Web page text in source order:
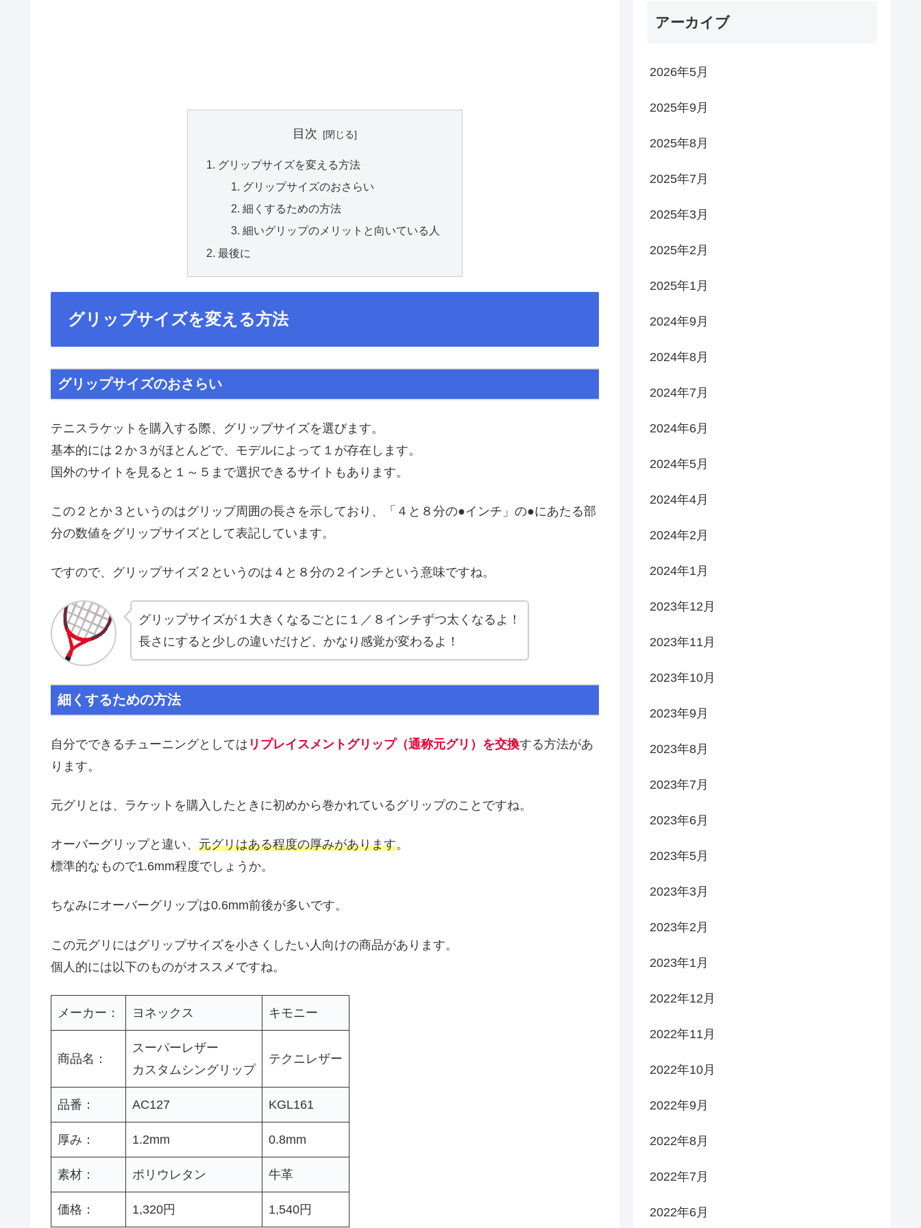
目次
グリップサイズを変える方法
グリップサイズのおさらい
細くするための方法
細いグリップのメリットと向いている人
最後に
グリップサイズを変える方法
グリップサイズのおさらい
テニスラケットを購入する際、グリップサイズを選びます。
基本的には２か３がほとんどで、モデルによって１が存在します。
国外のサイトを見ると１～５まで選択できるサイトもあります。
この２とか３というのはグリップ周囲の長さを示しており、「４と８分の●インチ」の●にあたる部
分の数値をグリップサイズとして表記しています。
ですので、グリップサイズ２というのは４と８分の２インチという意味ですね。
グリップサイズが１大きくなるごとに１／８インチずつ太くなるよ！
長さにすると少しの違いだけど、かなり感覚が変わるよ！
細くするための方法
自分でできるチューニングとしては リプレイスメントグリップ（通称元グリ）を交換する方法があ
ります。
元グリとは、ラケットを購入したときに初めから巻かれているグリップのことですね。
オーバーグリップと違い、 元グリはある程度の厚みがあります。
標準的なもので1.6mm程度でしょうか。
ちなみにオーバーグリップは0.6mm前後が多いです。
この元グリにはグリップサイズを小さくしたい人向けの商品があります。
個人的には以下のものがオススメですね。
メーカー： ヨネックス キモニー
商品名：
スーパーレザー
カスタムシングリップ
テクニレザー
品番： AC127 KGL161
厚み： 1.2mm 0.8mm
素材： ポリウレタン 牛革
価格： 1,320円 1,540円
アーカイブ
2026年5月
2025年9月
2025年8月
2025年7月
2025年3月
2025年2月
2025年1月
2024年9月
2024年8月
2024年7月
2024年6月
2024年5月
2024年4月
2024年2月
2024年1月
2023年12月
2023年11月
2023年10月
2023年9月
2023年8月
2023年7月
2023年6月
2023年5月
2023年3月
2023年2月
2023年1月
2022年12月
2022年11月
2022年10月
2022年9月
2022年8月
2022年7月
2022年6月